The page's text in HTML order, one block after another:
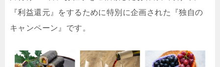
『利益還元』をするために特別に企画された『独自の
キャンペーン』です。